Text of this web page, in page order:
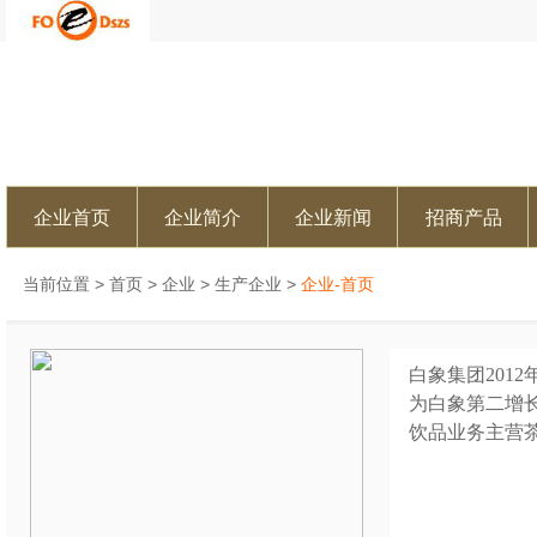
企业首页 企业简介 企业新闻 招商产品
当前位置 > 首页 > 企业 > 生产企业 > 企业-首页
白象集团2012
为白象第二增
饮品业务主营